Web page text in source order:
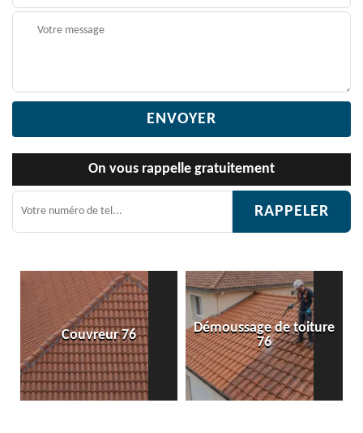
On vous rappelle gratuitement
76
Démoussage de toiture
76
Etanchéité